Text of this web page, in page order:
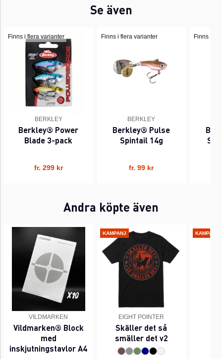
Se även
Finns i flera varianter
BERKLEY
Berkley® Power
Blade 3-pack
fr. 299 kr
Finns i flera varianter
BERKLEY
Berkley® Pulse
Spintail 14g
fr. 99 kr
Finns i
Andra köpte även
VILDMARKEN
Vildmarken® Block
med
inskjutningstavlor A4
KAMPANJ
EIGHT POINTER
Skäller det så
smäller det v2
KAMPANJ